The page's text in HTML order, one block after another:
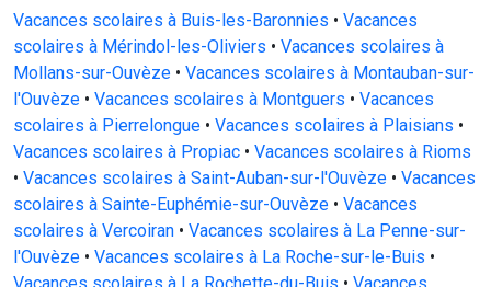
Vacances scolaires à Buis-les-Baronnies • Vacances
scolaires à Mérindol-les-Oliviers • Vacances scolaires à
Mollans-sur-Ouvèze • Vacances scolaires à Montauban-sur-
l'Ouvèze • Vacances scolaires à Montguers • Vacances
scolaires à Pierrelongue • Vacances scolaires à Plaisians •
Vacances scolaires à Propiac • Vacances scolaires à Rioms
• Vacances scolaires à Saint-Auban-sur-l'Ouvèze • Vacances
scolaires à Sainte-Euphémie-sur-Ouvèze • Vacances
scolaires à Vercoiran • Vacances scolaires à La Penne-sur-
l'Ouvèze • Vacances scolaires à La Roche-sur-le-Buis •